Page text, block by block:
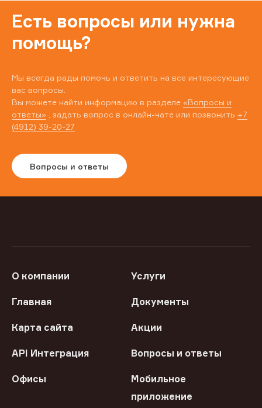
Есть вопросы или нужна
помощь?
Мы всегда рады помочь и ответить на все интересующие
вас вопросы.
Вы можете найти информацию в разделе «Вопросы и
ответы» , задать вопрос в онлайн-чате или позвонить +7
(4912) 39-20-27
Вопросы и ответы
О компании Услуги
Главная Документы
Карта сайта Акции
API Интеграция Вопросы и ответы
Офисы
Мобильное
приложение